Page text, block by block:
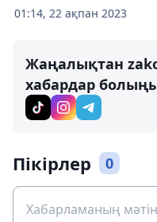
01:14, 22 ақпан 2023
Жаңалықтан
хабардар
Пікірлер 0